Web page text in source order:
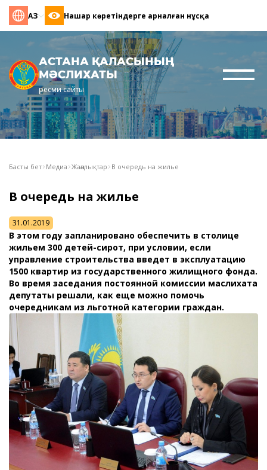
ҚАЗ Нашар көретіндерге арналған нұсқа
АСТАНА ҚАЛАСЫНЫҢ
МӘСЛИХАТЫ
ресми сайты
Басты бет Медиа Жаңалықтар В очередь на жилье
В очередь на жилье
31.01.2019
В этом году запланировано обеспечить в столице
жильем 300 детей-сирот, при условии, если
управление строительства введет в эксплуатацию
1500 квартир из государственного жилищного фонда.
Во время заседания постоянной комиссии маслихата
депутаты решали, как еще можно помочь
очередникам из льготной категории граждан.